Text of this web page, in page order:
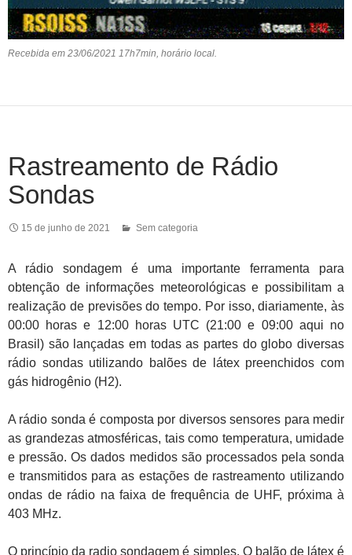
Recebida em 23/06/2021 17h7min, horário local.
Rastreamento de Rádio
Sondas
15 de junho de 2021 Sem categoria
A rádio sondagem é uma importante ferramenta para
obtenção de informações meteorológicas e possibilitam a
realização de previsões do tempo. Por isso, diariamente, às
00:00 horas e 12:00 horas UTC (21:00 e 09:00 aqui no
Brasil) são lançadas em todas as partes do globo diversas
rádio sondas utilizando balões de látex preenchidos com
gás hidrogênio (H2).
A rádio sonda é composta por diversos sensores para medir
as grandezas atmosféricas, tais como temperatura, umidade
e pressão. Os dados medidos são processados pela sonda
e transmitidos para as estações de rastreamento utilizando
ondas de rádio na faixa de frequência de UHF, próxima à
403 MHz.
O princípio da radio sondagem é simples. O balão de látex é